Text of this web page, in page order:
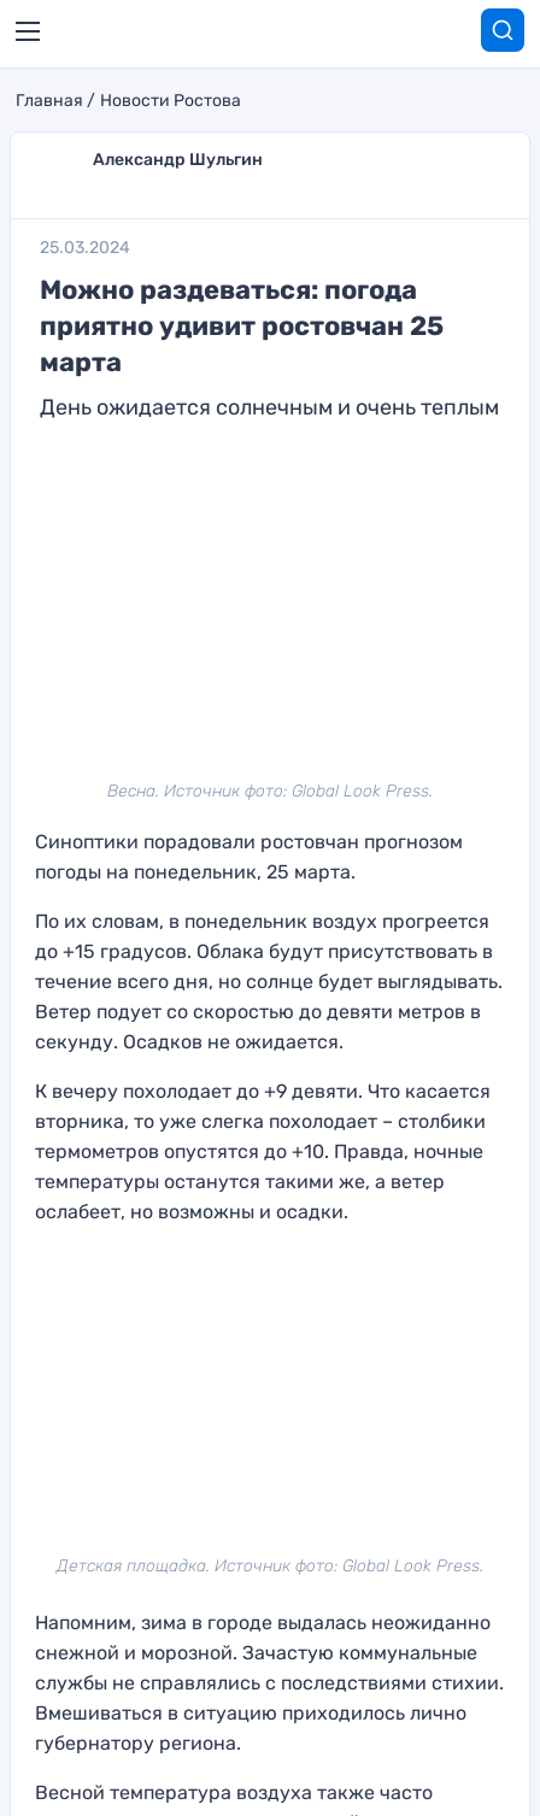
Главная Новости Ростова
Александр Шульгин
25.03.2024
Можно раздеваться: погода
приятно удивит ростовчан 25
марта
День ожидается солнечным и очень теплым
Весна. Источник фото: Global Look Press.
Синоптики порадовали ростовчан прогнозом
погоды на понедельник, 25 марта.
По их словам, в понедельник воздух прогреется
до +15 градусов. Облака будут присутствовать в
течение всего дня, но солнце будет выглядывать.
Ветер подует со скоростью до девяти метров в
секунду. Осадков не ожидается.
К вечеру похолодает до +9 девяти. Что касается
вторника, то уже слегка похолодает – столбики
термометров опустятся до +10. Правда, ночные
температуры останутся такими же, а ветер
ослабеет, но возможны и осадки.
Детская площадка. Источник фото: Global Look Press.
Напомним, зима в городе выдалась неожиданно
снежной и морозной. Зачастую коммунальные
службы не справлялись с последствиями стихии.
Вмешиваться в ситуацию приходилось лично
губернатору региона.
Весной температура воздуха также часто